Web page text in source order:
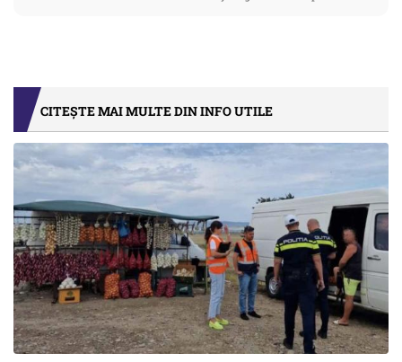
CITEȘTE MAI MULTE DIN INFO UTILE